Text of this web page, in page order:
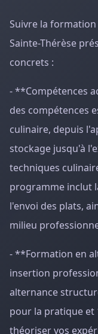
Suivre la formation
Sainte-Thérèse
concrets :
- **Compétences
des compétences
culinaire, depuis
stockage jusqu'à
techniques
programme inclut
l'envoi des plats,
milieu
- **Formation en
insertion
alternance
pour la pratique et
théoriser vos